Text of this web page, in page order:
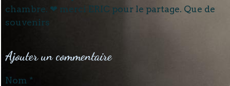
chambre. ❤ merci ERIC pour le partage. Que de
souvenirs
Ajouter un commentaire
Nom